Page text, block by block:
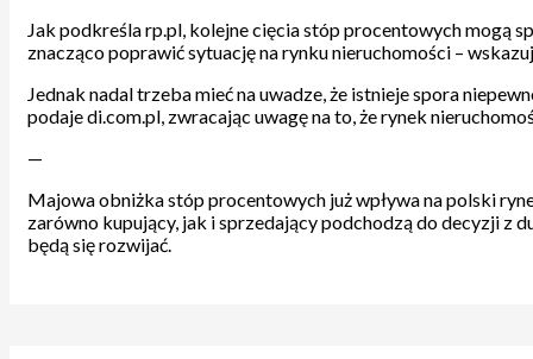
Jak podkreśla rp.pl, kolejne cięcia stóp procentowych mogą
znacząco poprawić sytuację na rynku nieruchomości –
Jednak nadal trzeba mieć na uwadze, że istnieje spora
podaje di.com.pl, zwracając uwagę na to, że rynek
—
Majowa obniżka stóp procentowych już wpływa na polski
zarówno kupujący, jak i sprzedający podchodzą do decyzji z
będą się rozwijać.